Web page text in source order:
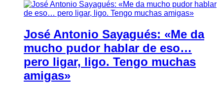
José Antonio Sayagués: «Me da
mucho pudor hablar de eso…
pero ligar, ligo. Tengo muchas
amigas»